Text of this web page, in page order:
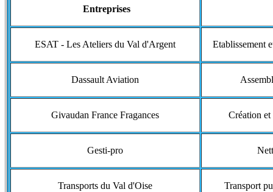
Entreprises
ESAT - Les Ateliers du Val d'Argent Etablissement
Dassault Aviation
Givaudan France Fragances Création
Gesti-pro
Transports du Val d'Oise Transport